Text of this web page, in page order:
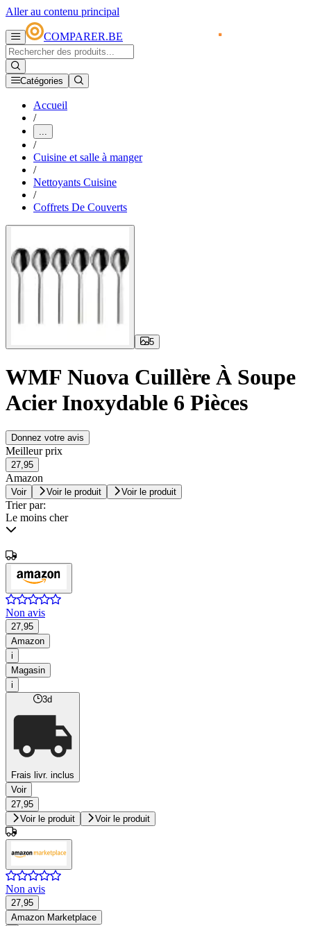
Aller au contenu principal
COMPARER.BE
Catégories
Accueil
/
...
/
Cuisine et salle à manger
/
Nettoyants Cuisine
/
Coffrets De Couverts
5
WMF Nuova Cuillère À Soupe
Acier Inoxydable 6 Pièces
Donnez votre avis
Meilleur prix
27,95
Amazon
Voir Voir le produit Voir le produit
Trier par:
Le moins cher
Non avis
27,95
Amazon
i
Magasin
i
3d
Frais livr. inclus
Voir
27,95
Voir le produit
Voir le produit
Non avis
27,95
Amazon Marketplace